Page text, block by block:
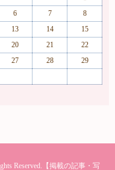
6 7
8
13 14
15
20 21
22
27 28
29
Reserved.【掲載の記事・写